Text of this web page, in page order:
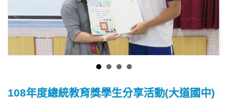
108年度總統教育獎學生分享活動(大道國中)